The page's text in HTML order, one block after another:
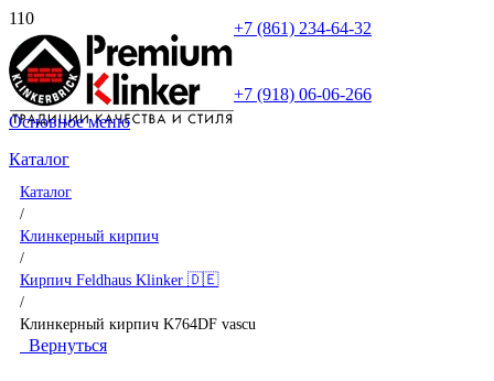
+7 (861) 234-64-32
+7 (918) 06-06-266
Основное меню
Каталог
Каталог
/
Клинкерный кирпич
/
Кирпич Feldhaus Klinker 🇩🇪
/
Клинкерный кирпич K764DF vascu
Вернуться